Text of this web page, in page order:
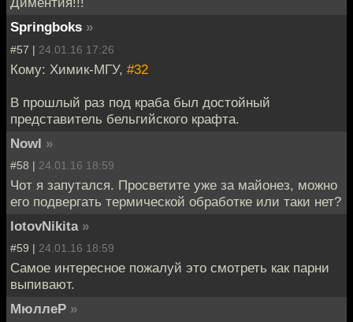
Springboks »
#57 | 24.01.16 17:26
Кому: Химик-МГУ, #32
В прошлый раз под краба был достойный
представитель бельгийского крафта.
Nowl »
#58 | 24.01.16 18:59
Чот я запутался. Просветите уже за майонез, можно
его подвергать термической обработке или таки нет?
lotovNikita »
#59 | 24.01.16 18:59
Самое интересное пожалуй это смотреть как парни
выпивают.
МюллеР »